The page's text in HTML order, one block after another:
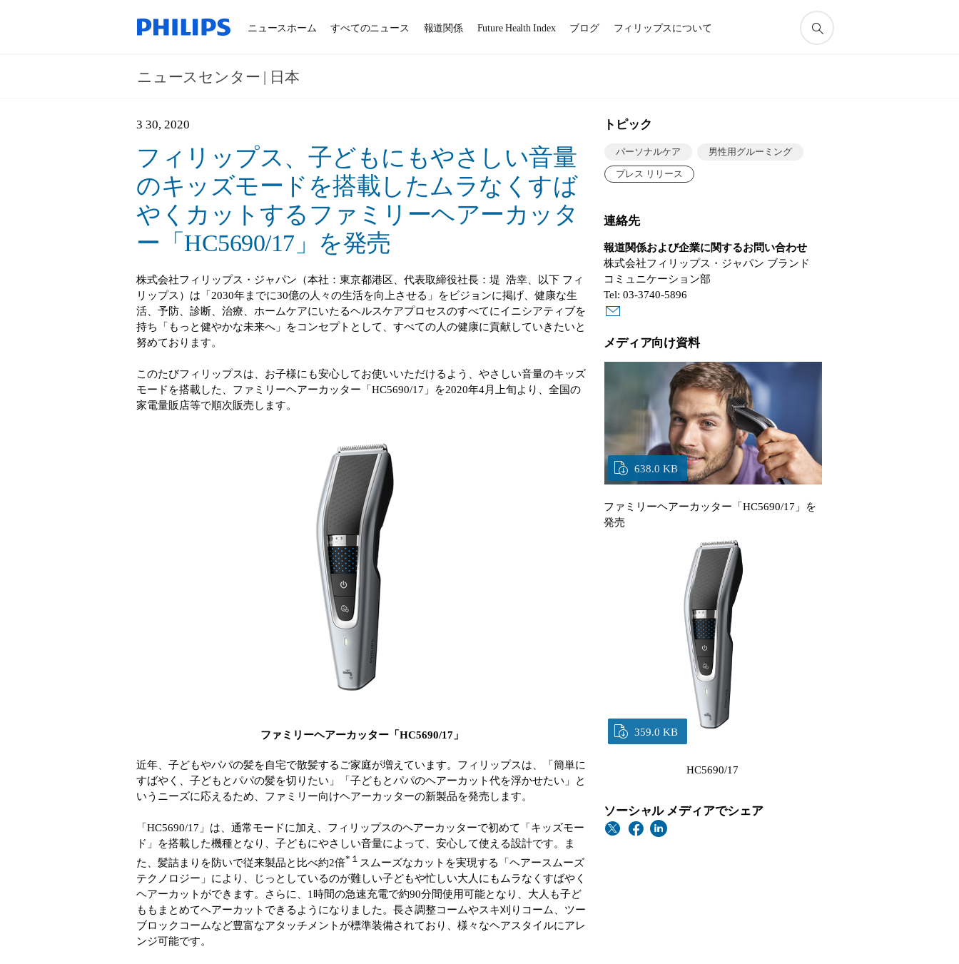
ニュースホーム すべてのニュース 報道関係 Future Health Index ブログ フィリップスについて
ニュースセンター | 日本
3 30, 2020
フィリップス、子どもにもやさしい音量
のキッズモードを搭載したムラなくすば
やくカットするファミリーヘアーカッタ
ー「HC5690/17」を発売
株式会社フィリップス・ジャパン（本社：東京都港区、代表取締役社長：堤 浩幸、以下 フィ
リップス）は「2030年までに30億の人々の生活を向上させる」をビジョンに掲げ、健康な生
活、予防、診断、治療、ホームケアにいたるヘルスケアプロセスのすべてにイニシアティブを
持ち「もっと健やかな未来へ」をコンセプトとして、すべての人の健康に貢献していきたいと
努めております。
このたびフィリップスは、お子様にも安心してお使いいただけるよう、やさしい音量のキッズ
モードを搭載した、ファミリーヘアーカッター「HC5690/17」を2020年4月上旬より、全国の
家電量販店等で順次販売します。
ファミリーヘアーカッター「HC5690/17」
近年、子どもやパパの髪を自宅で散髪するご家庭が増えています。フィリップスは、「簡単に
すばやく、子どもとパパの髪を切りたい」「子どもとパパのヘアーカット代を浮かせたい」と
いうニーズに応えるため、ファミリー向けヘアーカッターの新製品を発売します。
「HC5690/17」は、通常モードに加え、フィリップスのヘアーカッターで初めて「キッズモー
ド」を搭載した機種となり、子どもにやさしい音量によって、安心して使える設計です。ま
た、髪詰まりを防いで従来製品と比べ約2倍*１ スムーズなカットを実現する「ヘアースムーズ
テクノロジー」により、じっとしているのが難しい子どもや忙しい大人にもムラなくすばやく
ヘアーカットができます。さらに、1時間の急速充電で約90分間使用可能となり、大人も子ど
ももまとめてヘアーカットできるようになりました。長さ調整コームやスキ刈りコーム、ツー
ブロックコームなど豊富なアタッチメントが標準装備されており、様々なヘアスタイルにアレ
ンジ可能です。
トピック
パーソナルケア 男性用グルーミング
プレス リリース
連絡先
報道関係および企業に関するお問い合わせ
株式会社フィリップス・ジャパン ブランド
コミュニケーション部
Tel: 03-3740-5896
メディア向け資料
638.0 KB
ファミリーヘアーカッター「HC5690/17」を
発売
359.0 KB
HC5690/17
ソーシャル メディアでシェア